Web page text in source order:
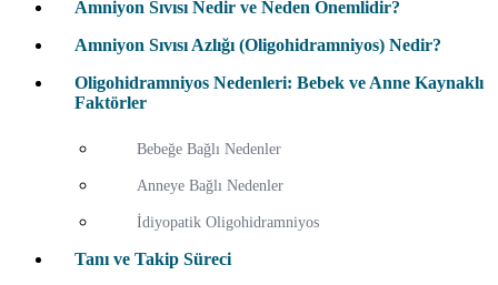
Amniyon Sıvısı Nedir ve Neden Önemlidir?
Amniyon Sıvısı Azlığı (Oligohidramniyos) Nedir?
Oligohidramniyos Nedenleri: Bebek ve Anne Kaynaklı
Faktörler
Bebeğe Bağlı Nedenler
Anneye Bağlı Nedenler
İdiyopatik Oligohidramniyos
Tanı ve Takip Süreci